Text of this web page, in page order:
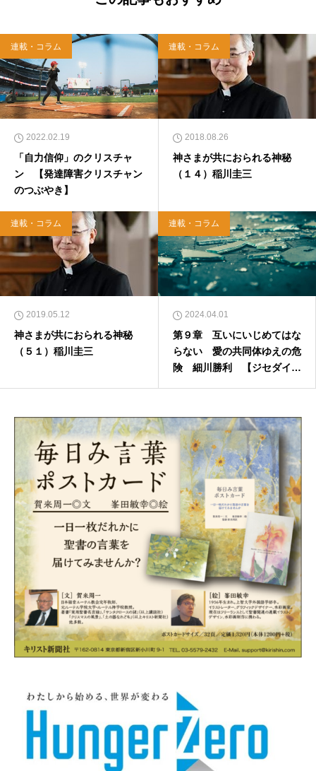
イヤモンド社）、『世界一ゆるい聖書入門』、
『世界一ゆるい聖書教室』（「ふざけ担当」LE
ONとの共著、講談社）などがある。新著<a hr
ef="https://amzn.to/376F9aC">『ふっと心がラ
クになる 眠れぬ夜の聖書のことば』（大和書
房）</a>２０２２年３月１５日発売。
連載・コラム
2022.02.19
「自力信仰」のクリスチャ
ン 【発達障害クリスチャン
のつぶやき】
連載・コラム
2018.08.26
神さまが共におられる神秘
（１４）稲川圭三
連載・コラム
2019.05.12
神さまが共におられる神秘
（５１）稲川圭三
連載・コラム
2024.04.01
第９章 互いにいじめてはな
らない 愛の共同体ゆえの危
険 細川勝利 【ジセダイの